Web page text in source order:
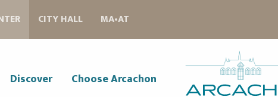
CITY HALL MA•AT
Discover Choose Arcachon